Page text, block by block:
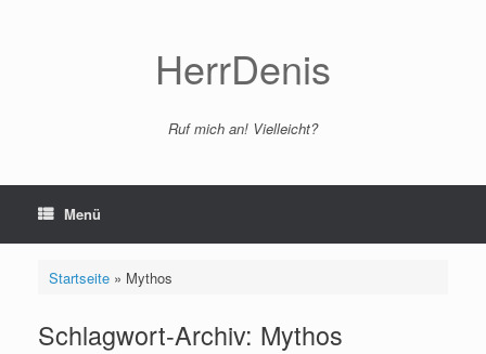
HerrDenis
Ruf mich an! Vielleicht?
Menü
Startseite» Mythos
Schlagwort-Archiv: Mythos